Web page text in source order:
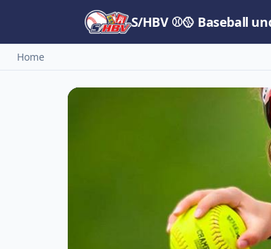
S/HBV ⚾🥎 Baseball
Home